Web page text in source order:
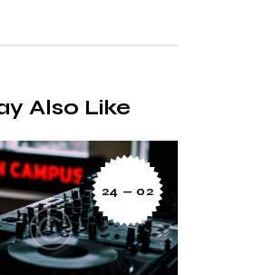
Also Like
24 — 02